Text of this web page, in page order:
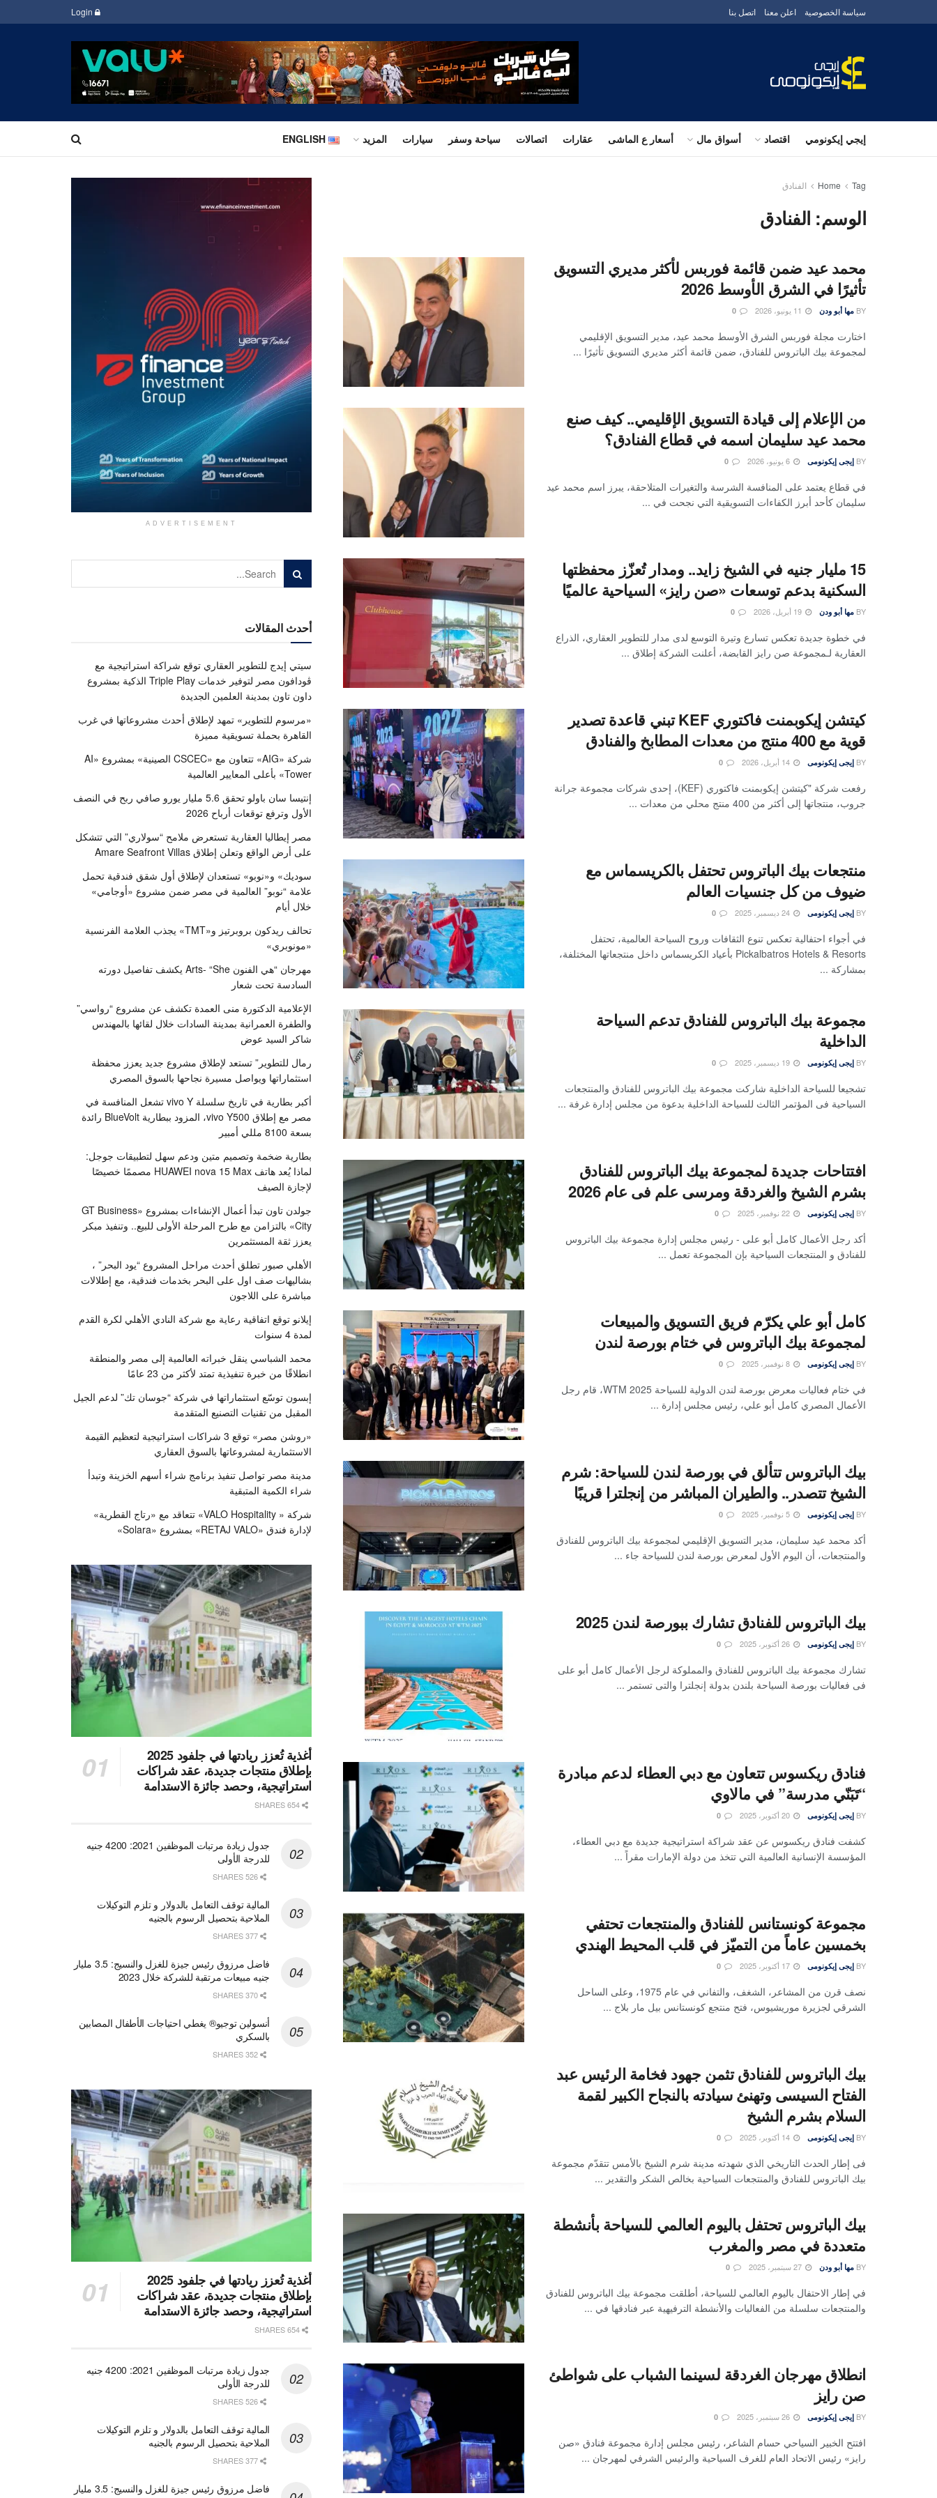
سياسة الخصوصية اعلن معنا اتصل بنا
إيجي إيكونومي اقتصاد أسواق مال أسعار ع الماشى عقارات اتصالات سياحة وسفر سيارات المزيد ENGLISH
Home Tag الفنادق
الوسم: الفنادق
محمد عيد ضمن قائمة فوربس لأكثر مديري التسويق
تأثيرًا في الشرق الأوسط 2026
BY مها أبو ودن
اختارت مجلة فوربس الشرق الأوسط محمد عيد، مدير التسويق الإقليمي
لمجموعة بيك الباتروس للفنادق، ضمن قائمة أكثر مديري التسويق تأثيرًا ...
من الإعلام إلى قيادة التسويق الإقليمي.. كيف صنع
محمد عيد سليمان اسمه في قطاع الفنادق؟
BY إيجى إيكونومى
في قطاع يعتمد على المنافسة الشرسة والتغيرات المتلاحقة، يبرز اسم محمد عيد
سليمان كأحد أبرز الكفاءات التسويقية التي نجحت في ...
15 مليار جنيه في الشيخ زايد.. ومدار تُعزّز محفظتها
السكنية بدعم توسعات «صن رايز» السياحية عالميًا
BY مها أبو ودن
في خطوة جديدة تعكس تسارع وتيرة التوسع لدى مدار للتطوير العقاري، الذراع
العقارية لـمجموعة صن رايز القابضة، أعلنت الشركة إطلاق ...
كيتشن إيكوبمنت فاكتوري KEF تبني قاعدة تصدير
قوية مع 400 منتج من معدات المطابخ والفنادق
BY إيجى إيكونومى
رفعت شركة "كيتشن إيكوبمنت فاكتوري (KEF)، إحدى شركات مجموعة جرانة
جروب، منتجاتها إلى أكثر من 400 منتج محلي من معدات ...
منتجعات بيك الباتروس تحتفل بالكريسماس مع
ضيوف من كل جنسيات العالم
BY إيجى إيكونومى
في أجواء احتفالية تعكس تنوع الثقافات وروح السياحة العالمية، تحتفل
Pickalbatros Hotels & Resorts بأعياد الكريسماس داخل منتجعاتها المختلفة،
بمشاركة ...
مجموعة بيك الباتروس للفنادق تدعم السياحة
الداخلية
BY إيجى إيكونومى
تشجيعا للسياحة الداخلية شاركت مجموعة بيك الباتروس للفنادق والمنتجعات
السياحية فى المؤتمر الثالث للسياحة الداخلية بدعوة من مجلس إدارة غرفة ...
افتتاحات جديدة لمجموعة بيك الباتروس للفنادق
بشرم الشيخ والغردقة ومرسى علم فى عام 2026
BY إيجى إيكونومى
أكد رجل الأعمال كامل أبو على - رئيس مجلس إدارة مجموعة بيك الباتروس
للفنادق و المنتجعات السياحية بإن المجموعة تعمل ...
كامل أبو علي يكرّم فريق التسويق والمبيعات
لمجموعة بيك الباتروس في ختام بورصة لندن
BY إيجى إيكونومى
في ختام فعاليات معرض بورصة لندن الدولية للسياحة WTM 2025، قام رجل
الأعمال المصري كامل أبو علي، رئيس مجلس إدارة ...
بيك الباتروس تتألق في بورصة لندن للسياحة: شرم
الشيخ تتصدر.. والطيران المباشر من إنجلترا قريبًا
BY إيجى إيكونومى
أكد محمد عيد سليمان، مدير التسويق الإقليمي لمجموعة بيك الباتروس للفنادق
والمنتجعات، أن اليوم الأول لمعرض بورصة لندن للسياحة جاء ...
بيك الباتروس للفنادق تشارك ببورصة لندن 2025
BY إيجى إيكونومى
تشارك مجموعة بيك الباتروس للفنادق والمملوكة لرجل الأعمال كامل أبو على
فى فعاليات بورصة السياحة بلندن بدولة إنجلترا والتى تستمر ...
فنادق ريكسوس تتعاون مع دبي العطاء لدعم مبادرة
“تَبَنّي مدرسة” في مالاوي
BY إيجى إيكونومى
كشفت فنادق ريكسوس عن عقد شراكة استراتيجية جديدة مع دبي العطاء،
المؤسسة الإنسانية العالمية التي تتخذ من دولة الإمارات مقراً ...
مجموعة كونستانس للفنادق والمنتجعات تحتفي
بخمسين عاماً من التميّز في قلب المحيط الهندي
BY إيجى إيكونومى
نصف قرن من المشاعر، الشغف، والتفاني في عام 1975، وعلى الساحل
الشرقي لجزيرة موريشيوس، فتح منتجع كونستانس بيل مار بلاج ...
بيك الباتروس للفنادق تثمن جهود فخامة الرئيس عبد
الفتاح السيسى وتهنئ سيادته بالنجاح الكبير لقمة
السلام بشرم الشيخ
BY إيجى إيكونومى
فى إطار الحدث التاريخي الذي شهدته مدينة شرم الشيخ بالأمس تتقدّم مجموعة
بيك الباتروس للفنادق والمنتجعات السياحية بخالص الشكر والتقدير ...
بيك الباتروس تحتفل باليوم العالمي للسياحة بأنشطة
متعددة في مصر والمغرب
BY مها أبو ودن
في إطار الاحتفال باليوم العالمي للسياحة، أطلقت مجموعة بيك الباتروس للفنادق
والمنتجعات سلسلة من الفعاليات والأنشطة الترفيهية عبر فنادقها في ...
انطلاق مهرجان الغردقة لسينما الشباب على شواطئ
صن رايز
BY إيجى إيكونومى
افتتح الخبير السياحي حسام الشاعر، رئيس مجلس إدارة مجموعة فنادق «صن
رايز» رئيس الاتحاد العام للغرف السياحية والرئيس الشرفي لمهرجان ...
ADVERTISEMENT
أحدث المقالات
سيتي إيدج للتطوير العقاري توقع شراكة استراتيجية مع
ڤودافون مصر لتوفير خدمات Triple Play الذكية بمشروع
داون تاون بمدينة العلمين الجديدة
«مرسوم للتطوير» تمهد لإطلاق أحدث مشروعاتها في غرب
القاهرة بحملة تسويقية مميزة
شركة «AIG» تتعاون مع «CSCEC الصينية» بمشروع «AI
Tower» بأعلى المعايير العالمية
إنتيسا سان باولو تحقق 5.6 مليار يورو صافي ربح في النصف
الأول وترفع توقعات أرباح 2026
مصر إيطاليا العقارية تستعرض ملامح “سولاري” التي تتشكل
على أرض الواقع وتعلن إطلاق Amare Seafront Villas
سوديك» و«نوبو» تستعدان لإطلاق أول شقق فندقية تحمل
علامة “نوبو” العالمية في مصر ضمن مشروع «أوجامي»
خلال أيام
تحالف ريدكون بروبرتيز و«TMT» يجذب العلامة الفرنسية
«مونوبري»
مهرجان “هي الفنون Arts- “She يكشف تفاصيل دورته
السادسة تحت شعار
الإعلامية الدكتورة منى العمدة تكشف عن مشروع “رواسي”
والطفرة العمرانية بمدينة السادات خلال لقائها بالمهندس
شاكر السيد عوض
رمال للتطوير” تستعد لإطلاق مشروع جديد يعزز محفظة
استثماراتها ويواصل مسيرة نجاحها بالسوق المصري
أكبر بطارية في تاريخ سلسلة vivo Y تشعل المنافسة في
مصر مع إطلاق vivo Y500، المزود ببطارية BlueVolt رائدة
بسعة 8100 مللي أمبير
بطارية ضخمة وتصميم متين ودعم سهل لتطبيقات جوجل:
لماذا يُعد هاتف HUAWEI nova 15 Max مصممًا خصيصًا
لإجازة الصيف
جولدن تاون تبدأ أعمال الإنشاءات بمشروع «GT Business
City» بالتزامن مع طرح المرحلة الأولى للبيع.. وتنفيذ مبكر
يعزز ثقة المستثمرين
الأهلي صبور تطلق أحدث مراحل المشروع “يود البحر” ،
بشاليهات صف اول على البحر بخدمات فندقية، مع إطلالات
مباشرة على اللاجون
إيلانو توقع اتفاقية رعاية مع شركة النادي الأهلي لكرة القدم
لمدة 4 سنوات
محمد الشباسي ينقل خبراته العالمية إلى مصر والمنطقة
انطلاقًا من خبرة تنفيذية تمتد لأكثر من 23 عامًا
إبسون توسّع استثماراتها في شركة “جوسان تك” لدعم الجيل
المقبل من تقنيات التصنيع المتقدمة
«روشن مصر» توقع 3 شراكات استراتيجية لتعظيم القيمة
الاستثمارية لمشروعاتها بالسوق العقاري
مدينة مصر تواصل تنفيذ برنامج شراء أسهم الخزينة وتبدأ
شراء الكمية المتبقية
شركة « VALO Hospitality» تتعاقد مع «رتاج القطرية»
لإدارة فندق «RETAJ VALO» بمشروع «Solara»
أغذية تُعزز ريادتها في جلفود 2025
بإطلاق منتجات جديدة، عقد شراكات
استراتيجية، وحصد جائزة الاستدامة
جدول زيادة مرتبات الموظفين 2021: 4200 جنيه
للدرجة الأولى
المالية توقف التعامل بالدولار و تلزم التوكيلات
الملاحية بتحصيل الرسوم بالجنيه
فاضل مرزوق رئيس جيزة للغزل والنسيج: 3.5 مليار
جنيه مبيعات مرتقبة للشركة خلال 2023
أنسولين توجيو® يغطي احتياجات الأطفال المصابين
بالسكري
أغذية تُعزز ريادتها في جلفود 2025
بإطلاق منتجات جديدة، عقد شراكات
استراتيجية، وحصد جائزة الاستدامة
جدول زيادة مرتبات الموظفين 2021: 4200 جنيه
للدرجة الأولى
المالية توقف التعامل بالدولار و تلزم التوكيلات
الملاحية بتحصيل الرسوم بالجنيه
فاضل مرزوق رئيس جيزة للغزل والنسيج: 3.5 مليار